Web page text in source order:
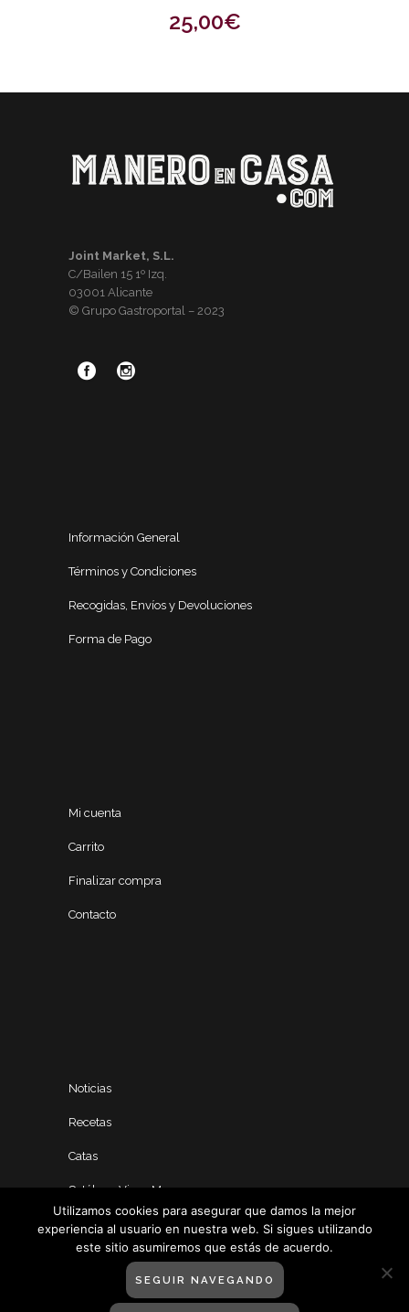
25,00€
Joint Market, S.L.
C/Bailen 15 1º Izq.
03001 Alicante
© Grupo Gastroportal – 2023
Información General
Términos y Condiciones
Recogidas, Envíos y Devoluciones
Forma de Pago
Mi cuenta
Carrito
Finalizar compra
Contacto
Noticias
Recetas
Catas
Catálogo Vinos Manero
Utilizamos cookies para asegurar que damos la mejor
experiencia al usuario en nuestra web. Si sigues utilizando
este sitio asumiremos que estás de acuerdo.
SEGUIR NAVEGANDO